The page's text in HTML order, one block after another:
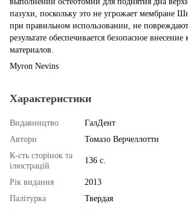
пазухи, поскольку это не угрожает мембране
при правильном использовании, не
результате обеспечивается безопасное внесение
материалов.
Myron Nevins
Характеристики
Видавництво
ГалДент
Автори
Томазо Верчеллотти
К-сть сторінок та
ілюстрацій
136 с.
Рік видання
2013
Палітурка
Твердая